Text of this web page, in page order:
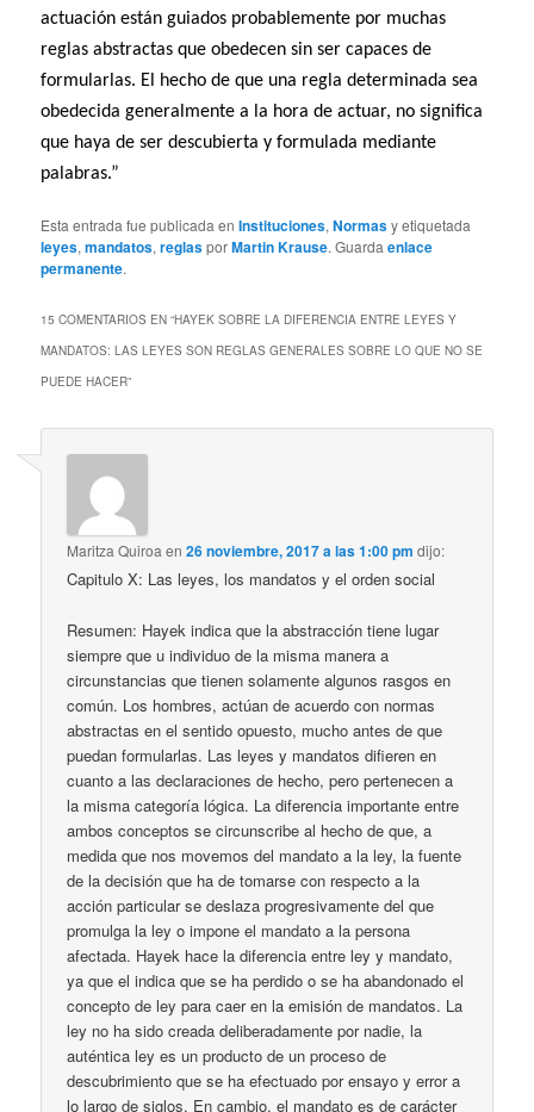
actuación están guiados probablemente por muchas
reglas abstractas que obedecen sin ser capaces de
formularlas. El hecho de que una regla determinada sea
obedecida generalmente a la hora de actuar, no significa
que haya de ser descubierta y formulada mediante
palabras.”
Esta entrada fue publicada enInstituciones,Normasy etiquetada
leyes,mandatos,reglasporMartin Krause. Guardaenlace
permanente.
15 COMENTARIOS EN “HAYEK SOBRE LA DIFERENCIA ENTRE LEYES Y
MANDATOS: LAS LEYES SON REGLAS GENERALES SOBRE LO QUE NO SE
PUEDE HACER”
Maritza Quiroaen26 noviembre, 2017 a las 1:00 pm dijo:
Capitulo X: Las leyes, los mandatos y el orden social
Resumen: Hayek indica que la abstracción tiene lugar
siempre que u individuo de la misma manera a
circunstancias que tienen solamente algunos rasgos en
común. Los hombres, actúan de acuerdo con normas
abstractas en el sentido opuesto, mucho antes de que
puedan formularlas. Las leyes y mandatos difieren en
cuanto a las declaraciones de hecho, pero pertenecen a
la misma categoría lógica. La diferencia importante entre
ambos conceptos se circunscribe al hecho de que, a
medida que nos movemos del mandato a la ley, la fuente
de la decisión que ha de tomarse con respecto a la
acción particular se deslaza progresivamente del que
promulga la ley o impone el mandato a la persona
afectada. Hayek hace la diferencia entre ley y mandato,
ya que el indica que se ha perdido o se ha abandonado el
concepto de ley para caer en la emisión de mandatos. La
ley no ha sido creada deliberadamente por nadie, la
auténtica ley es un producto de un proceso de
descubrimiento que se ha efectuado por ensayo y error a
lo largo de siglos. En cambio, el mandato es de carácter